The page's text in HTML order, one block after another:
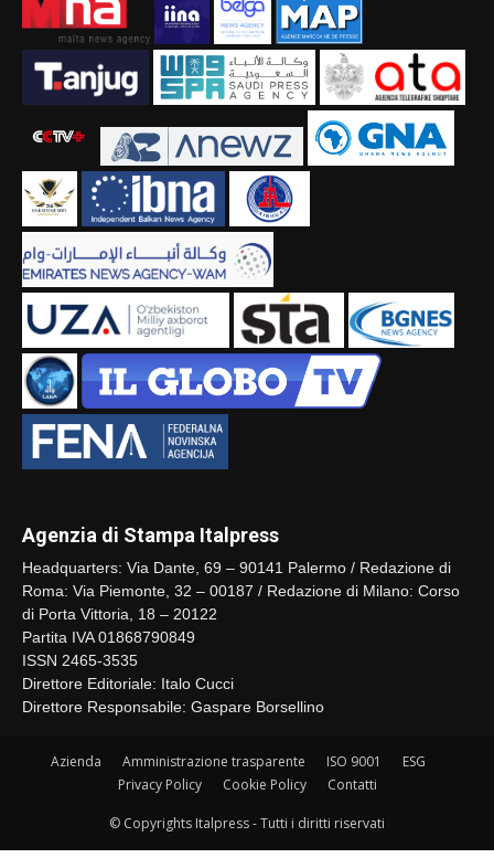
Agenzia di Stampa Italpress
Headquarters: Via Dante, 69 – 90141 Palermo / Redazione di
Roma: Via Piemonte, 32 – 00187 / Redazione di Milano: Corso
di Porta Vittoria, 18 – 20122
Partita IVA 01868790849
ISSN 2465-3535
Direttore Editoriale: Italo Cucci
Direttore Responsabile: Gaspare Borsellino
Azienda Amministrazione trasparente ISO 9001
ESG
Privacy Policy
Cookie Policy Contatti
© Copyrights Italpress - Tutti i diritti riservati